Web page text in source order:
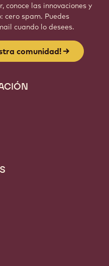
conoce las innovaciones y
cero spam. Puedes
cuando lo desees.
comunidad!